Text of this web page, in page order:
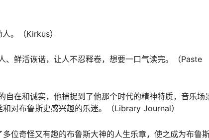
。（Kirkus）
、鲜活诙谐，让人不忍释卷，想要一口气读完。（Paste
在和诚实，他捕捉到了他那个时代的精神特质，音乐场
对布鲁斯史感兴趣的乐迷。（Library Journal）
位奇怪又有趣的布鲁斯大神的人生乐章，使之成为布鲁